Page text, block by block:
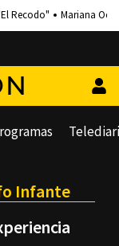
Recodo" Mariana
Infante